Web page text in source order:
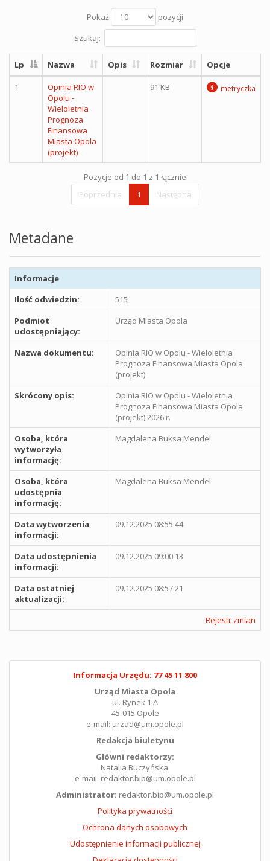
Pokaż
pozycji
Szukaj:
Lp Nazwa Opis Rozmiar Opcje
1
Opinia RIO w
Opolu -
Wieloletnia
Prognoza
Finansowa
Miasta Opola
(projekt)
91 KB metryczka
Pozycje od 1 do 1 z 1 łącznie
Poprzednia
1 Następna
Metadane
Informacje
Ilość odwiedzin:
515
Podmiot
udostępniający:
Urząd Miasta Opola
Nazwa dokumentu:
Opinia RIO w Opolu - Wieloletnia
Prognoza Finansowa Miasta Opola
(projekt)
Skrócony opis:
Opinia RIO w Opolu - Wieloletnia
Prognoza Finansowa Miasta Opola
(projekt) 2026 r.
Osoba, która
wytworzyła
informację:
Magdalena Buksa Mendel
Osoba, która
udostępnia
informację:
Magdalena Buksa Mendel
Data wytworzenia
informacji:
09.12.2025 08:55:44
Data udostępnienia
informacji:
09.12.2025 09:00:13
Data ostatniej
aktualizacji:
09.12.2025 08:57:21
Rejestr zmian
Informacja Urzędu: 77 45 11 800
Urząd Miasta Opola
ul. Rynek 1 A
45-015 Opole
e-mail: urzad@um.opole.pl
Redakcja biuletynu
Główni redaktorzy:
Natalia Buczyńska
e-mail: redaktor.bip@um.opole.pl
Administrator: redaktor.bip@um.opole.pl
Polityka prywatności
Ochrona danych osobowych
Udostępnienie informacji publicznej